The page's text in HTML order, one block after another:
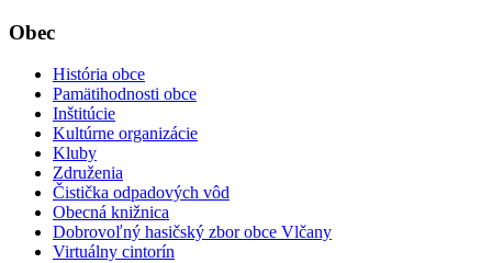
Obec
História obce
Pamätihodnosti obce
Inštitúcie
Kultúrne organizácie
Kluby
Združenia
Čistička odpadových vôd
Obecná knižnica
Dobrovoľný hasičský zbor obce Vlčany
Virtuálny cintorín